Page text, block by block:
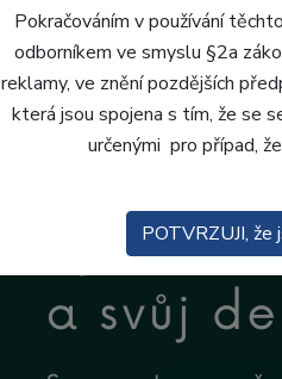
Pokračováním v používání
odborníkem ve smyslu §2a
reklamy, ve znění pozdějších
která jsou spojena s tím, že se
určenými pro případ,
POTVRZUJI, že